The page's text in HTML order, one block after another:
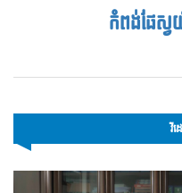
កំពង់ផែស្
វីដ